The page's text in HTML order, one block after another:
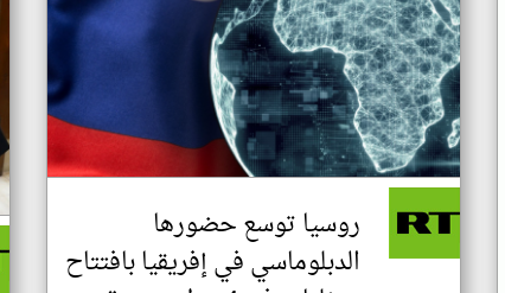
روسيا توسع حضورها
الدبلوماسي في إفريقيا بافتتاح